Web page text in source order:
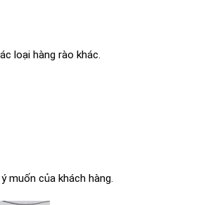
loại hàng rào khác.
muốn của khách hàng.